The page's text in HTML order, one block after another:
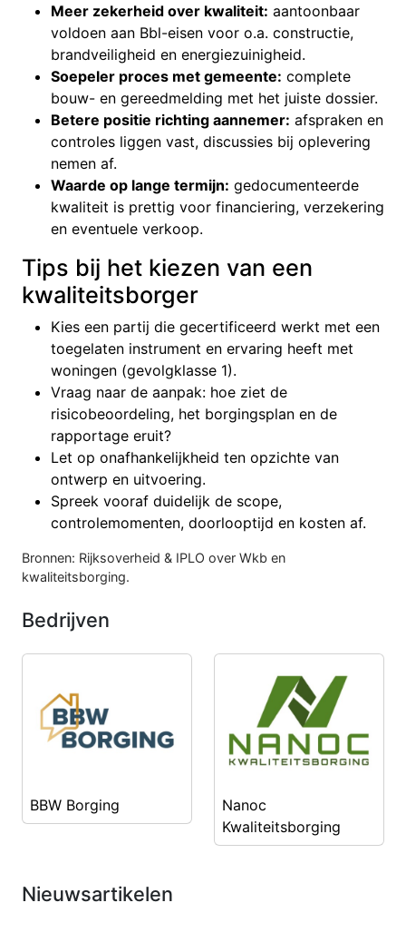
Meer zekerheid over kwaliteit: aantoonbaar
voldoen aan Bbl-eisen voor o.a. constructie,
brandveiligheid en energiezuinigheid.
Soepeler proces met gemeente: complete
bouw- en gereedmelding met het juiste dossier.
Betere positie richting aannemer: afspraken en
controles liggen vast, discussies bij oplevering
nemen af.
Waarde op lange termijn: gedocumenteerde
kwaliteit is prettig voor financiering, verzekering
en eventuele verkoop.
Tips bij het kiezen van een
kwaliteitsborger
Kies een partij die gecertificeerd werkt met een
toegelaten instrument en ervaring heeft met
woningen (gevolgklasse 1).
Vraag naar de aanpak: hoe ziet de
risicobeoordeling, het borgingsplan en de
rapportage eruit?
Let op onafhankelijkheid ten opzichte van
ontwerp en uitvoering.
Spreek vooraf duidelijk de scope,
controlemomenten, doorlooptijd en kosten af.
Bronnen: Rijksoverheid & IPLO over Wkb en
kwaliteitsborging.
Bedrijven
BBW Borging
Nanoc
Kwaliteitsborging
Nieuwsartikelen